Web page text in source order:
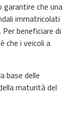
che una
immatricolati
beneficiare di
che i veicoli a
base delle
maturità del